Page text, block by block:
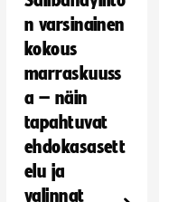
n varsinainen
kokous
marraskuuss
a – näin
tapahtuvat
ehdokasasett
elu ja
valinnat